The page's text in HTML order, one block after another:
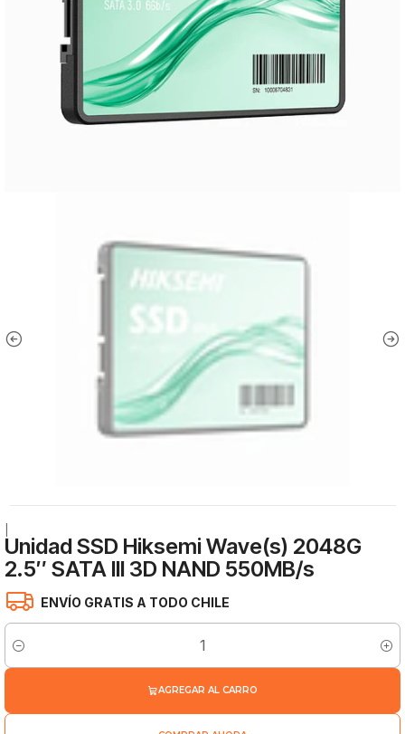
Unidad SSD Hiksemi Wave(s) 2048G
2.5″ SATA III 3D NAND 550MB/s
ENVÍO GRATIS A TODO CHILE
Cantidad
AGREGAR AL CARRO